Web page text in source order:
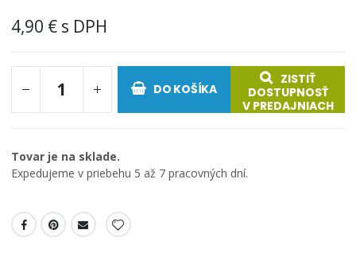
4,90 €
DO KOŠÍKA
ZISTIŤ
DOSTUPNOSŤ
V PREDAJNIACH
Tovar je na sklade.
Expedujeme v priebehu 5 až 7 pracovných dní.